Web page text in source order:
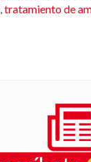
,tratamiento de